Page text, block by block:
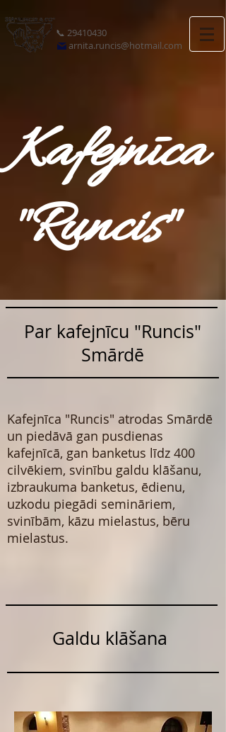
📞 29410430
arnita.runcis@hotmail.com
Kafejnīca
"Runcis"
Par kafejnīcu "Runcis"
Smārdē
Kafejnīca "Runcis" atrodas Smārdē
un piedāvā gan pusdienas
kafejnīcā, gan banketus līdz 400
cilvēkiem, svinību galdu klāšanu,
izbraukuma banketus, ēdienu,
uzkodu piegādi semināriem,
svinībām, kāzu mielastus, bēru
mielastus.
Galdu klāšana